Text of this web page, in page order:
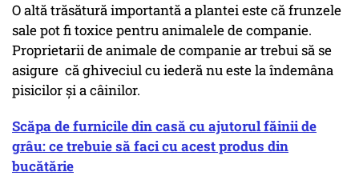
O altă trăsătură importantă a plantei este că frunzele
sale pot fi toxice pentru animalele de companie.
Proprietarii de animale de companie ar trebui să se
asigure că ghiveciul cu iederă nu este la îndemâna
pisicilor și a câinilor.
Scăpa de furnicile din casă cu ajutorul făinii de
grâu: ce trebuie să faci cu acest produs din
bucătărie